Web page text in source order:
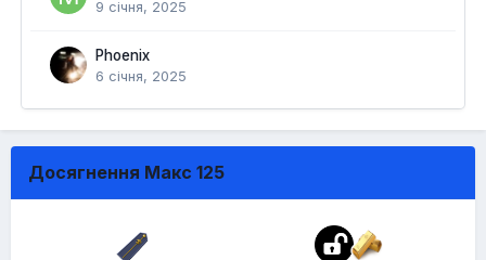
9 січня, 2025
Phoenix
6 січня, 2025
Досягнення Макс 125